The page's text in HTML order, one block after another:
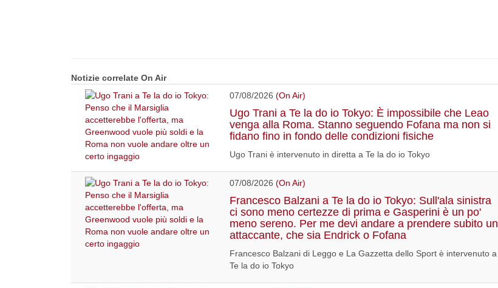
Notizie correlate On Air
07/08/2026 (On Air)
Ugo Trani a Te la do io Tokyo: È impossibile che Leao
venga alla Roma. Stanno seguendo Fofana ma non si
fidano fino in fondo delle condizioni fisiche
Ugo Trani è intervenuto in diretta a Te la do io Tokyo
07/08/2026 (On Air)
Francesco Balzani a Te la do io Tokyo: Sull'ala sinistra
ci sono meno certezze di prima e Gasperini è un po'
meno sereno. Per me devi andare a prendere subito un
attaccante, che sia Endrick o Fofana
Francesco Balzani di Leggo e La Gazzetta dello Sport è intervenuto a
Te la do io Tokyo